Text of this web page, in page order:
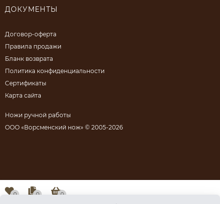
ДОКУМЕНТЫ
Договор-оферта
Правила продажи
Бланк возврата
Политика конфиденциальности
Сертификаты
Карта сайта
Ножи ручной работы
ООО «Ворсменский нож» © 2005-2026
0 0 0